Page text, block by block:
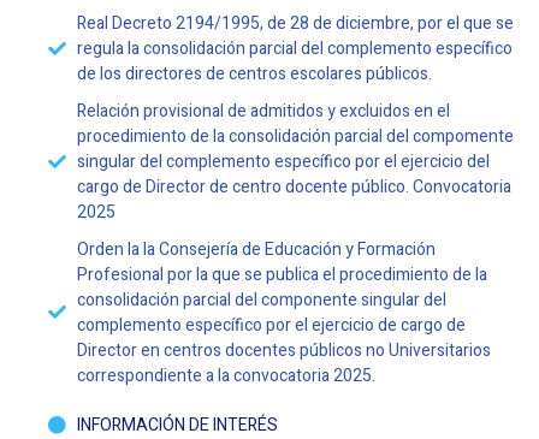
Real Decreto 2194/1995, de 28 de diciembre, por el que se
regula la consolidación parcial del complemento específico
de los directores de centros escolares públicos.
Relación provisional de admitidos y excluidos en el
procedimiento de la consolidación parcial del compomente
singular del complemento específico por el ejercicio del
cargo de Director de centro docente público. Convocatoria
2025
Orden la la Consejería de Educación y Formación
Profesional por la que se publica el procedimiento de la
consolidación parcial del componente singular del
complemento específico por el ejercicio de cargo de
Director en centros docentes públicos no Universitarios
correspondiente a la convocatoria 2025.
INFORMACIÓN DE INTERÉS